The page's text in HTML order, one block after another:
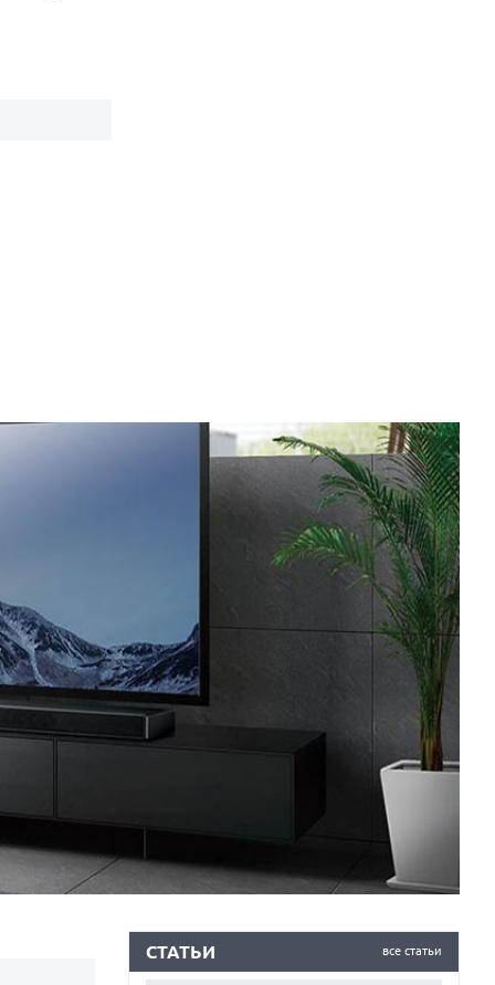
все статьи
СТАТЬИ
КАК БЕЗОПАСНО КУПИТЬ Б/У
СМАРТФОН
ОБЗОР ПЫЛЕСОСА DREAME Z40
ОБЗОР МОНИТОРА MSI PRO MAX 271PHW
E14
КАК БЕЗОПАСНО КУПИТЬ Б/У
ОБЗОР ПЫЛЕСОСА DREAME Z40
AQUACYCLE PRO